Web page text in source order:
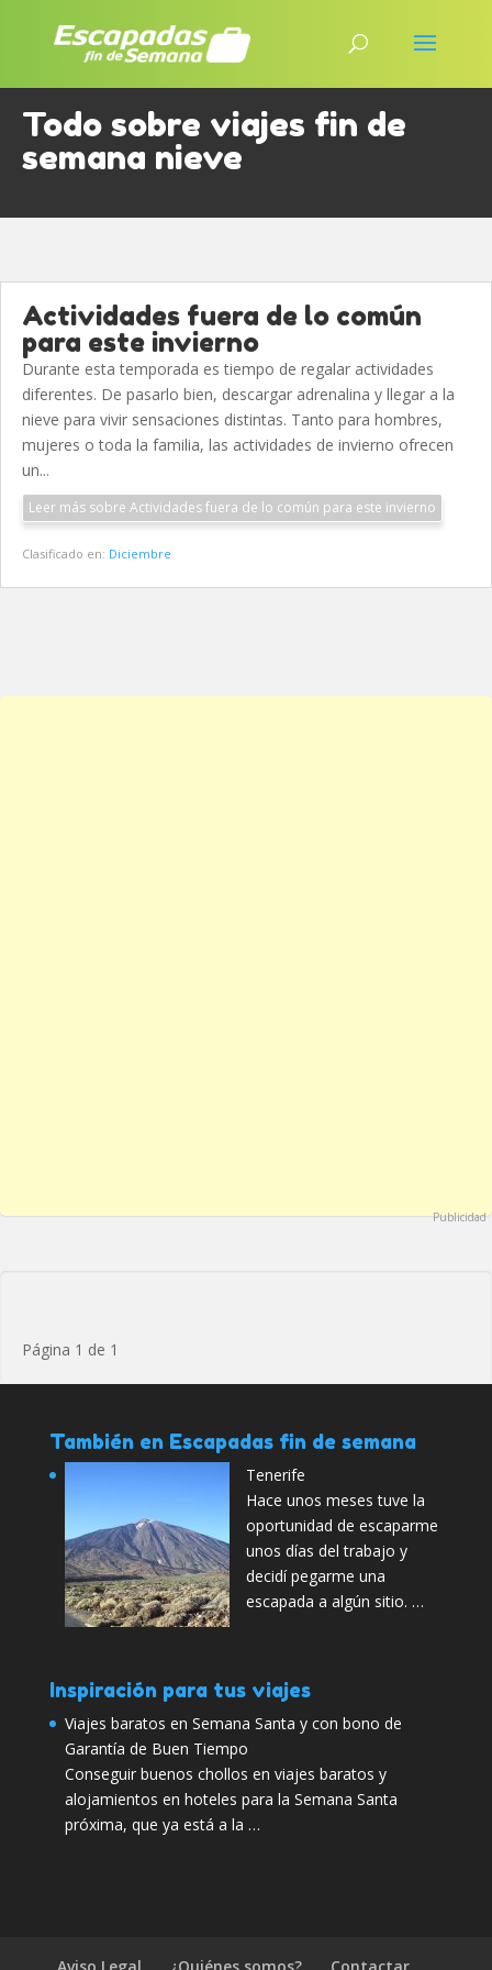
Todo sobre viajes fin de
semana nieve
Actividades fuera de lo común
para este invierno
Durante esta temporada es tiempo de regalar actividades
diferentes. De pasarlo bien, descargar adrenalina y llegar a la
nieve para vivir sensaciones distintas. Tanto para hombres,
mujeres o toda la familia, las actividades de invierno ofrecen
un...
Leer más sobre Actividades fuera de lo común para este invierno
Clasificado en: Diciembre
Publicidad
Página 1 de 1
También en Escapadas fin de semana
Tenerife
Hace unos meses tuve la
oportunidad de escaparme
unos días del trabajo y
decidí pegarme una
escapada a algún sitio. …
Inspiración para tus viajes
Viajes baratos en Semana Santa y con bono de
Garantía de Buen Tiempo
Conseguir buenos chollos en viajes baratos y
alojamientos en hoteles para la Semana Santa
próxima, que ya está a la …